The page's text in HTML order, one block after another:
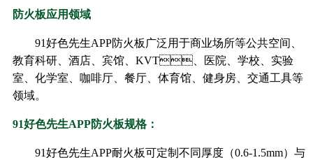
防火板应用领域
91好色先生APP防火板广泛用于商业场所等公共空间、
教育科研、酒店、宾馆、KVT、医院、学校、实验
室、化学室、咖啡厅、餐厅、体育馆、健身房、交通工具等
领域。
91好色先生APP防火板规格：
91好色先生APP耐火板可定制不同厚度（0.6-1.5mm）与